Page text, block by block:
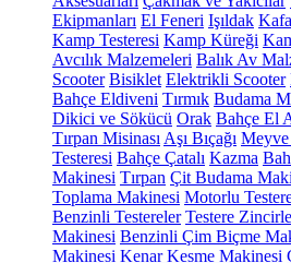
Ekipmanları El Feneri Işıldak
Kamp Testeresi Kamp Küreği
Avcılık Malzemeleri Balık Av
Scooter Bisiklet Elektrikli Scooter
Bahçe Eldiveni Tırmık Budama
Dikici ve Sökücü Orak Bahçe El
Tırpan Misinası Aşı Bıçağı
Testeresi Bahçe Çatalı Kazma
Makinesi Tırpan Çit Budama
Toplama Makinesi Motorlu
Benzinli Testereler Testere
Makinesi Benzinli Çim Biçme
Makinesi Kenar Kesme Makinesi